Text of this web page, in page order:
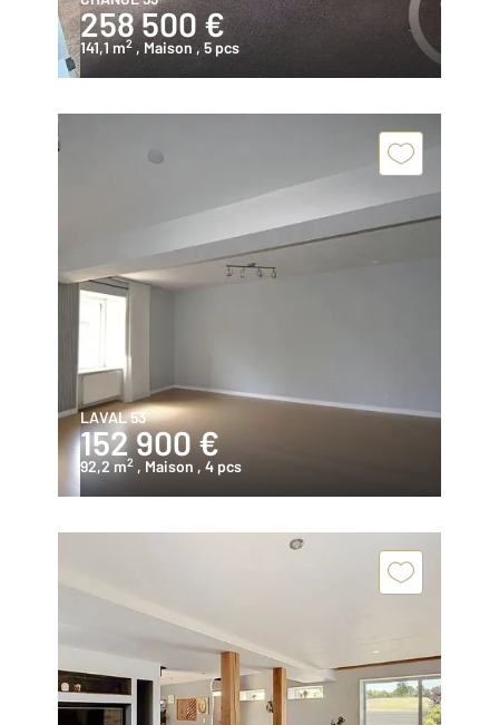
258 500 €
141,1 m2 , Maison , 5 pcs
LAVAL 53
152 900 €
92,2 m2 , Maison , 4 pcs